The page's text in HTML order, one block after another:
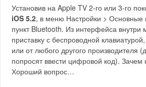
Установив на Apple TV 2-го или 3-го
iOS 5.2, в меню Настройки > Основные
пункт Bluetooth. Из интерфейса внутри
приставку с беспроводной
или от любого другого производителя
попросят ввести цифровой код). Зачем
Хороший вопрос…